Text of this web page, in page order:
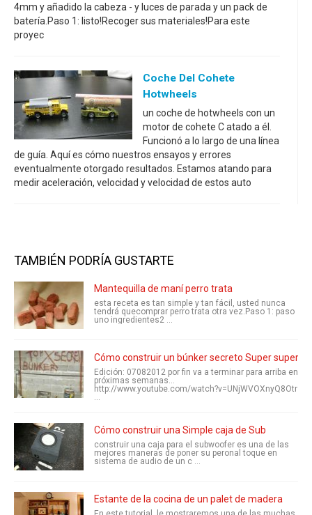
4mm y añadido la cabeza - y luces de parada y un pack de
batería.Paso 1: listo!Recoger sus materiales!Para este
proyec
Coche Del Cohete
Hotwheels
un coche de hotwheels con un
motor de cohete C atado a él.
Funcionó a lo largo de una línea
de guía. Aquí es cómo nuestros ensayos y errores
eventualmente otorgado resultados. Estamos atando para
medir aceleración, velocidad y velocidad de estos auto
TAMBIÉN PODRÍA GUSTARTE
Mantequilla de maní perro trata
esta receta es tan simple y tan fácil, usted nunca
tendrá quecomprar perro trata otra vez.Paso 1: paso
uno ingredientes2 ...
Cómo construir un búnker secreto Super superior
Edición: 07082012 por fin va a terminar para arriba en
próximas semanas...
http://www.youtube.com/watch?v=UNjWVOXnyQ8Otr
...
Cómo construir una Simple caja de Sub
construir una caja para el subwoofer es una de las
mejores maneras de poner su peronal toque en
sistema de audio de un c ...
Estante de la cocina de un palet de madera